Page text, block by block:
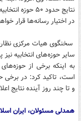
نتایج حدود ۵۰
در اختیار رسانه‌ها قرار
سخنگوی هیات مرکزی
سایر حوزه‌های انتخابیه
به اینکه برخی از
است، تاکید کرد: در برخی
و تا چند روز آینده نتایج
همدلی مسئولان، ایران